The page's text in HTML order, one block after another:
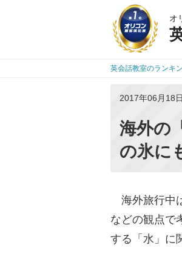
オ
英会話教室のランキ
2017年06月18
海外の
の氷に
海外旅行中
などの観点で
する「水」に